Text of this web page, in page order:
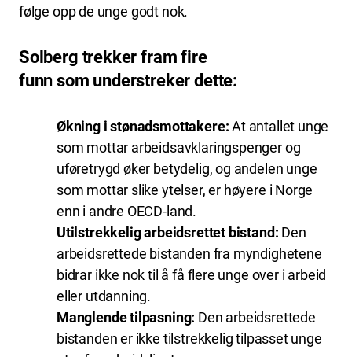
følge opp de unge godt nok.
Solberg trekker fram fire
funn som understreker dette:
Økning i stønadsmottakere:At antallet unge
som mottar arbeidsavklaringspenger og
uføretrygd øker betydelig, og andelen unge
som mottar slike ytelser, er høyere i Norge
enn i andre OECD-land.
Utilstrekkelig arbeidsrettet bistand: Den
arbeidsrettede bistanden fra myndighetene
bidrar ikke nok til å få flere unge over i arbeid
eller utdanning.
Manglende tilpasning: Den arbeidsrettede
bistanden er ikke tilstrekkelig tilpasset unge